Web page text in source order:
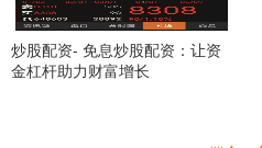
炒股配资- 免息炒股配资：让资
金杠杆助力财富增长